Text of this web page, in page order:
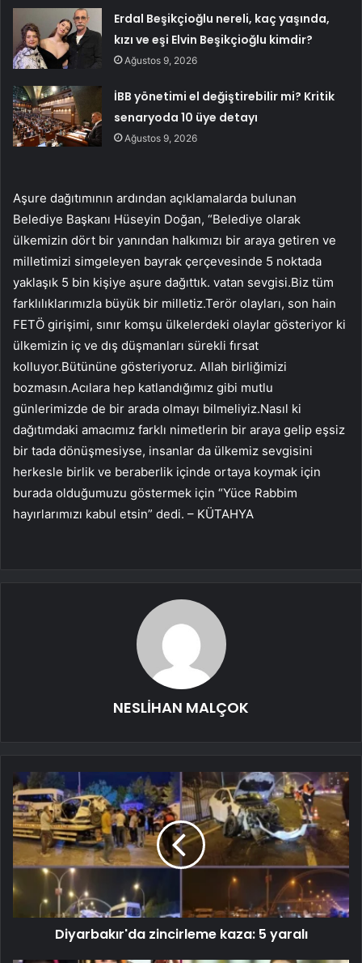
Erdal Beşikçioğlu nereli, kaç yaşında,
kızı ve eşi Elvin Beşikçioğlu kimdir?
Ağustos 9, 2026
İBB yönetimi el değiştirebilir mi? Kritik
senaryoda 10 üye detayı
Ağustos 9, 2026
Aşure dağıtımının ardından açıklamalarda bulunan
Belediye Başkanı Hüseyin Doğan, “Belediye olarak
ülkemizin dört bir yanından halkımızı bir araya getiren ve
milletimizi simgeleyen bayrak çerçevesinde 5 noktada
yaklaşık 5 bin kişiye aşure dağıttık. vatan sevgisi.Biz tüm
farklılıklarımızla büyük bir milletiz.Terör olayları, son hain
FETÖ girişimi, sınır komşu ülkelerdeki olaylar gösteriyor ki
ülkemizin iç ve dış düşmanları sürekli fırsat
kolluyor.Bütününe gösteriyoruz. Allah birliğimizi
bozmasın.Acılara hep katlandığımız gibi mutlu
günlerimizde de bir arada olmayı bilmeliyiz.Nasıl ki
dağıtımdaki amacımız farklı nimetlerin bir araya gelip eşsiz
bir tada dönüşmesiyse, insanlar da ülkemiz sevgisini
herkesle birlik ve beraberlik içinde ortaya koymak için
burada olduğumuzu göstermek için “Yüce Rabbim
hayırlarımızı kabul etsin” dedi. – KÜTAHYA
NESLİHAN MALÇOK
Diyarbakır'da zincirleme kaza: 5 yaralı